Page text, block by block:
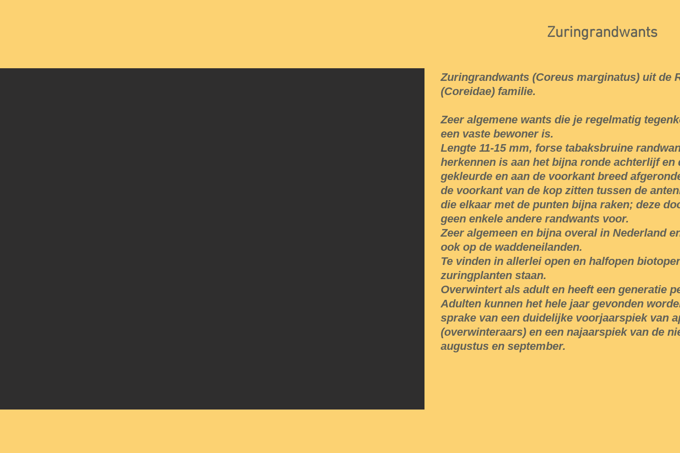
Zuringrandwants
Zuringrandwants (Coreus marginatus) uit de
(Coreidae) familie.
Zeer algemene wants die je regelmatig
een vaste bewoner is.
Lengte 11­-15 mm, forse tabaksbruine
herkennen is aan het bijna ronde achterlijf en
gekleurde en aan de voorkant breed
de voorkant van de kop zitten tussen de
die elkaar met de punten bijna raken; deze
geen enkele andere randwants voor.
Zeer algemeen en bijna overal in Nederland
ook op de waddeneilanden.
Te vinden in allerlei open en halfopen
zuringplanten staan.
Overwintert als adult en heeft een generatie
Adulten kunnen het hele jaar gevonden
sprake van een duidelijke voorjaarspiek van
(overwinteraars) en een najaarspiek van de
augustus en september.